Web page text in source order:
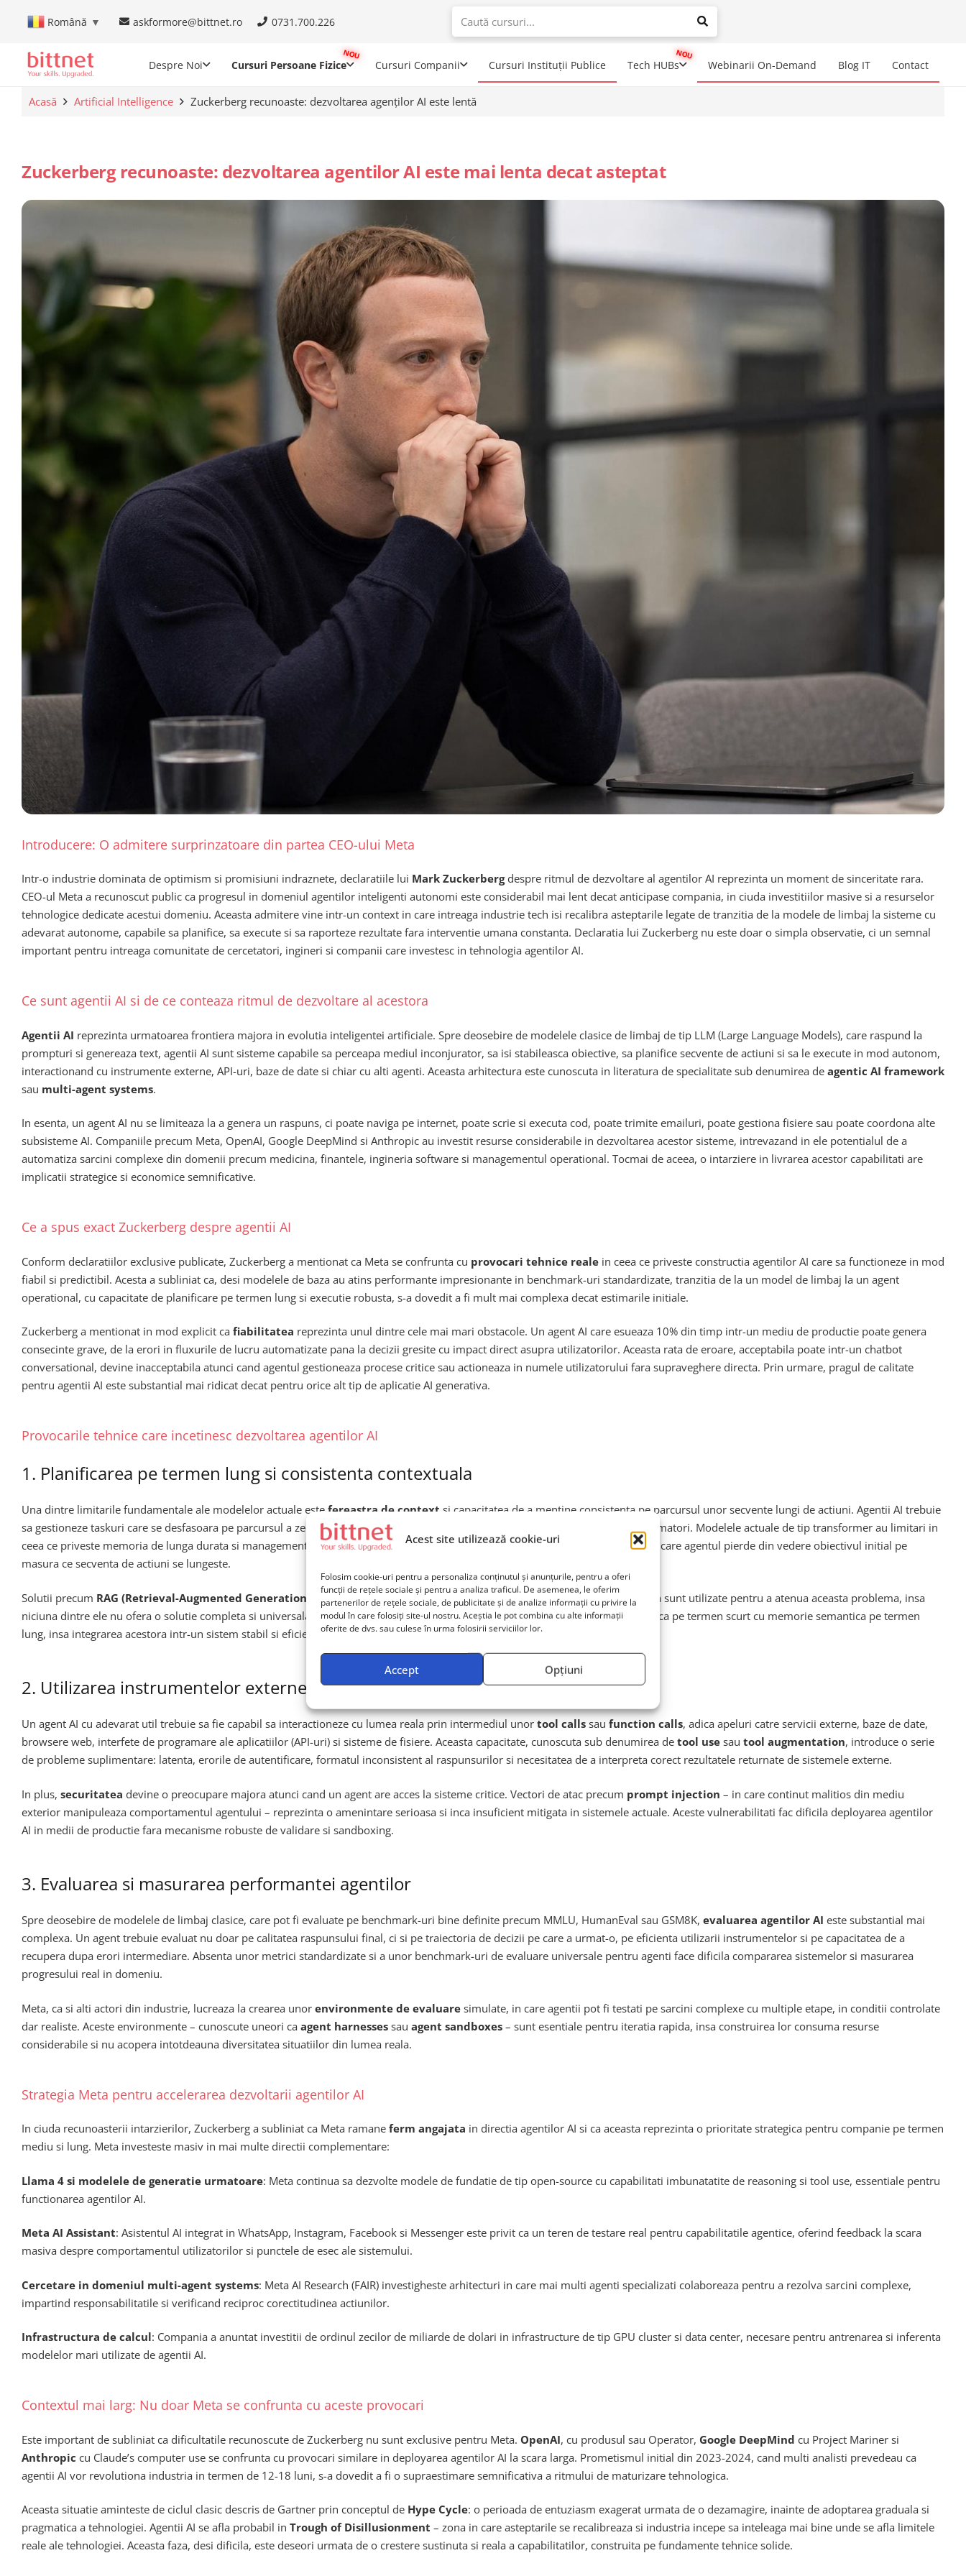
Acest site utilizează cookie-uri
Folosim cookie-uri pentru a personaliza conținutul și anunțurile, pentru a oferi
funcții de rețele sociale și pentru a analiza traficul. De asemenea, le oferim
partenerilor de rețele sociale, de publicitate și de analize informații cu privire la
modul în care folosiți site-ul nostru. Aceștia le pot combina cu alte informații
oferite de dvs. sau culese în urma folosirii serviciilor lor.
Accept Opțiuni
Română ▼ askformore@bittnet.ro 0731.700.226
When autocomplete results are available use up and down arrows to
Despre Noi Cursuri Persoane Fizice Cursuri Companii Cursuri Instituții Publice Tech HUBs Webinarii On-Demand Blog IT Contact
Acasă Artificial Intelligence Zuckerberg recunoaste: dezvoltarea agenților AI este lentă
Zuckerberg recunoaste: dezvoltarea agentilor AI este mai lenta decat asteptat
Introducere: O admitere surprinzatoare din partea CEO-ului Meta
Intr-o industrie dominata de optimism si promisiuni indraznete, declaratiile lui Mark Zuckerbergdespre ritmul de dezvoltare al agentilor AI reprezinta un moment de sinceritate rara.
CEO-ul Meta a recunoscut public ca progresul in domeniul agentilor inteligenti autonomi este considerabil mai lent decat anticipase compania, in ciuda investitiilor masive si a resurselor
tehnologice dedicate acestui domeniu. Aceasta admitere vine intr-un context in care intreaga industrie tech isi recalibra asteptarile legate de tranzitia de la modele de limbaj la sisteme cu
adevarat autonome, capabile sa planifice, sa execute si sa raporteze rezultate fara interventie umana constanta. Declaratia lui Zuckerberg nu este doar o simpla observatie, ci un semnal
important pentru intreaga comunitate de cercetatori, ingineri si companii care investesc in tehnologia agentilor AI.
Ce sunt agentii AI si de ce conteaza ritmul de dezvoltare al acestora
Agentii AI reprezinta urmatoarea frontiera majora in evolutia inteligentei artificiale. Spre deosebire de modelele clasice de limbaj de tip LLM (Large Language Models), care raspund la
prompturi si genereaza text, agentii AI sunt sisteme capabile sa perceapa mediul inconjurator, sa isi stabileasca obiective, sa planifice secvente de actiuni si sa le execute in mod autonom,
interactionand cu instrumente externe, API-uri, baze de date si chiar cu alti agenti. Aceasta arhitectura este cunoscuta in literatura de specialitate sub denumirea de agentic AI framework
sau multi-agent systems.
In esenta, un agent AI nu se limiteaza la a genera un raspuns, ci poate naviga pe internet, poate scrie si executa cod, poate trimite emailuri, poate gestiona fisiere sau poate coordona alte
subsisteme AI. Companiile precum Meta, OpenAI, Google DeepMind si Anthropic au investit resurse considerabile in dezvoltarea acestor sisteme, intrevazand in ele potentialul de a
automatiza sarcini complexe din domenii precum medicina, finantele, ingineria software si managementul operational. Tocmai de aceea, o intarziere in livrarea acestor capabilitati are
implicatii strategice si economice semnificative.
Ce a spus exact Zuckerberg despre agentii AI
Conform declaratiilor exclusive publicate, Zuckerberg a mentionat ca Meta se confrunta cu provocari tehnice reale in ceea ce priveste constructia agentilor AI care sa functioneze in mod
fiabil si predictibil. Acesta a subliniat ca, desi modelele de baza au atins performante impresionante in benchmark-uri standardizate, tranzitia de la un model de limbaj la un agent
operational, cu capacitate de planificare pe termen lung si executie robusta, s-a dovedit a fi mult mai complexa decat estimarile initiale.
Zuckerberg a mentionat in mod explicit ca fiabilitatea reprezinta unul dintre cele mai mari obstacole. Un agent AI care esueaza 10% din timp intr-un mediu de productie poate genera
consecinte grave, de la erori in fluxurile de lucru automatizate pana la decizii gresite cu impact direct asupra utilizatorilor. Aceasta rata de eroare, acceptabila poate intr-un chatbot
conversational, devine inacceptabila atunci cand agentul gestioneaza procese critice sau actioneaza in numele utilizatorului fara supraveghere directa. Prin urmare, pragul de calitate
pentru agentii AI este substantial mai ridicat decat pentru orice alt tip de aplicatie AI generativa.
Provocarile tehnice care incetinesc dezvoltarea agentilor AI
1. Planificarea pe termen lung si consistenta contextuala
Una dintre limitarile fundamentale ale modelelor actuale este fereastra de context si capacitatea de a mentine consistenta pe parcursul unor secvente lungi de actiuni. Agentii AI trebuie
sa gestioneze taskuri care se desfasoara pe parcursul a zeci sau chiar sute de pasi, fiecare pas avand consecinte asupra pasilor urmatori. Modelele actuale de tip transformer au limitari in
ceea ce priveste memoria de lunga durata si managementul starii interne, ceea ce duce laderiva contextuala
– fenomenul prin care agentul pierde din vedere obiectivul initial pe
masura ce secventa de actiuni se lungeste.
Solutii precum RAG (Retrieval-Augmented Generation)
, memoriile externe vectoriale si mecanismele de sumarizare automata sunt utilizate pentru a atenua aceasta problema, insa
niciuna dintre ele nu ofera o solutie completa si universala. Meta lucreaza la arhitecturi hibride care sa combine memorie episodica pe termen scurt cu memorie semantica pe termen
lung, insa integrarea acestora intr-un sistem stabil si eficient din punct de vedere computationale ramane o provocare deschisa.
2. Utilizarea instrumentelor externe si integrarea cu sisteme reale
Un agent AI cu adevarat util trebuie sa fie capabil sa interactioneze cu lumea reala prin intermediul unor tool calls sau function calls, adica apeluri catre servicii externe, baze de date,
browsere web, interfete de programare ale aplicatiilor (API-uri) si sisteme de fisiere. Aceasta capacitate, cunoscuta sub denumirea de tool use sau tool augmentation, introduce o serie
de probleme suplimentare: latenta, erorile de autentificare, formatul inconsistent al raspunsurilor si necesitatea de a interpreta corect rezultatele returnate de sistemele externe.
In plus, securitatea devine o preocupare majora atunci cand un agent are acces la sisteme critice. Vectori de atac precum prompt injection – in care continut malitios din mediu
exterior manipuleaza comportamentul agentului – reprezinta o amenintare serioasa si inca insuficient mitigata in sistemele actuale. Aceste vulnerabilitati fac dificila deployarea agentilor
AI in medii de productie fara mecanisme robuste de validare si sandboxing.
3. Evaluarea si masurarea performantei agentilor
Spre deosebire de modelele de limbaj clasice, care pot fi evaluate pe benchmark-uri bine definite precum MMLU, HumanEval sau GSM8K, evaluarea agentilor AI este substantial mai
complexa. Un agent trebuie evaluat nu doar pe calitatea raspunsului final, ci si pe traiectoria de decizii pe care a urmat-o, pe eficienta utilizarii instrumentelor si pe capacitatea de a
recupera dupa erori intermediare. Absenta unor metrici standardizate si a unor benchmark-uri de evaluare universale pentru agenti face dificila compararea sistemelor si masurarea
progresului real in domeniu.
Meta, ca si alti actori din industrie, lucreaza la crearea unor environmente de evaluare simulate, in care agentii pot fi testati pe sarcini complexe cu multiple etape, in conditii controlate
dar realiste. Aceste environmente – cunoscute uneori ca agent harnesses sau agent sandboxes – sunt esentiale pentru iteratia rapida, insa construirea lor consuma resurse
considerabile si nu acopera intotdeauna diversitatea situatiilor din lumea reala.
Strategia Meta pentru accelerarea dezvoltarii agentilor AI
In ciuda recunoasterii intarzierilor, Zuckerberg a subliniat ca Meta ramane ferm angajata in directia agentilor AI si ca aceasta reprezinta o prioritate strategica pentru companie pe termen
mediu si lung. Meta investeste masiv in mai multe directii complementare:
Llama 4 si modelele de generatie urmatoare: Meta continua sa dezvolte modele de fundatie de tip open-source cu capabilitati imbunatatite de reasoning si tool use, essentiale pentru
functionarea agentilor AI.
Meta AI Assistant: Asistentul AI integrat in WhatsApp, Instagram, Facebook si Messenger este privit ca un teren de testare real pentru capabilitatile agentice, oferind feedback la scara
masiva despre comportamentul utilizatorilor si punctele de esec ale sistemului.
Cercetare in domeniul multi-agent systems: Meta AI Research (FAIR) investigheste arhitecturi in care mai multi agenti specializati colaboreaza pentru a rezolva sarcini complexe,
impartind responsabilitatile si verificand reciproc corectitudinea actiunilor.
Infrastructura de calcul: Compania a anuntat investitii de ordinul zecilor de miliarde de dolari in infrastructure de tip GPU cluster si data center, necesare pentru antrenarea si inferenta
modelelor mari utilizate de agentii AI.
Contextul mai larg: Nu doar Meta se confrunta cu aceste provocari
Este important de subliniat ca dificultatile recunoscute de Zuckerberg nu sunt exclusive pentru Meta. OpenAI, cu produsul sau Operator, Google DeepMind cu Project Mariner si
Anthropic cu Claude’s computer use se confrunta cu provocari similare in deployarea agentilor AI la scara larga. Prometismul initial din 2023-2024, cand multi analisti prevedeau ca
agentii AI vor revolutiona industria in termen de 12-18 luni, s-a dovedit a fi o supraestimare semnificativa a ritmului de maturizare tehnologica.
Aceasta situatie aminteste de ciclul clasic descris de Gartner prin conceptul de Hype Cycle: o perioada de entuziasm exagerat urmata de o dezamagire, inainte de adoptarea graduala si
pragmatica a tehnologiei. Agentii AI se afla probabil in Trough of Disillusionment – zona in care asteptarile se recalibreaza si industria incepe sa inteleaga mai bine unde se afla limitele
reale ale tehnologiei. Aceasta faza, desi dificila, este deseori urmata de o crestere sustinuta si reala a capabilitatilor, construita pe fundamente tehnice solide.